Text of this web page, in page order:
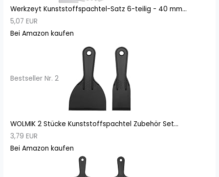
Werkzeyt Kunststoffspachtel-Satz 6-teilig - 40 mm...
5,07 EUR
Bei Amazon kaufen
Bestseller Nr. 2
WOLMIK 2 Stücke Kunststoffspachtel Zubehör Set...
3,79 EUR
Bei Amazon kaufen